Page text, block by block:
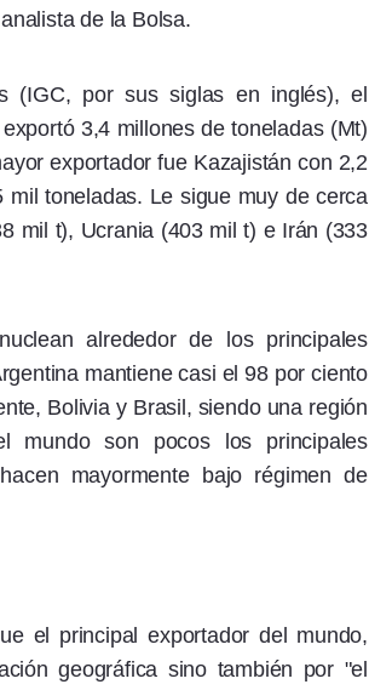
de la Bolsa.
(IGC, por sus siglas en inglés), el
3,4 millones de toneladas (Mt)
exportador fue Kazajistán con 2,2
toneladas. Le sigue muy de cerca
mil t), Ucrania (403 mil t) e Irán (333
alrededor de los principales
mantiene casi el 98 por ciento
Bolivia y Brasil, siendo una región
mundo son pocos los principales
mayormente bajo régimen de
el principal exportador del mundo,
geográfica sino también por "el